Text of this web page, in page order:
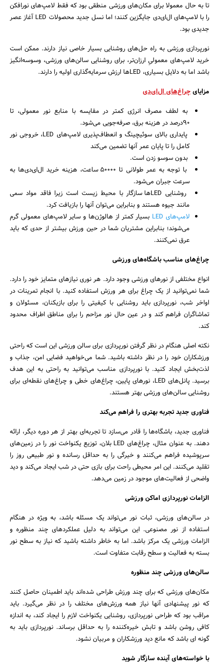
تا به حال معمولا برای مکان‌های ورزشی منطقی بود که فقط لامپ‌های نورافکن
را با لامپ‌های ال‌ای‌دی جایگزین کنند؛ اما نسل جدید محصولات LED آغاز عصر
جدیدی بود.
نورپردازی ورزشی به راه حل‌های روشنایی بسیار خاصی نیاز دارند. ممکن است
خرید لامپ‌های معمولیِ ارزان‌تر، برای روشنایی سالن‌های ورزشی، وسوسه‌انگیز
باشد اما به دلایل بسیاری، LEDها ارزش سرمایه‌گذاری اولیه را دارند.
مزایایچراغ‌های ال‌ای‌دی
به لطف مصرف انرژی کمتر در مقایسه با منابع نور معمولی، تا
90درصد در هزینه برق، صرفه‌جویی می‌شود.
پایداری بالای سوئیچینگ و انعطاف‌پذیری لامپ‌های LED، خروجی نور
کامل را تا پایان عمر آنها تضمین می‌کند
بدون سوسو زدن است.
با توجه به عمر طولانی تا 50000 ساعت، هزینه خرید ال‌ای‌دی‌ها به
سرعت جبران می‌شود.
روشنایی LEDها سازگار با محیط زیست است زیرا فاقد مواد سمی
مانند جیوه هستند و بنابراین می‌توان آنها را بازیافت کرد.
لامپ‌های LED
بسیار کمتر از هالوژن‌ها و سایر لامپ‌های معمولی گرم
می‌شوند؛ بنابراین مشتریان شما در حین ورزش بیشتر از حدی که باید
عرق نمی‌کنند.
چراغ‌های مناسب باشگاه‌های ورزشی
انواع مختلفی از نورهای ورزشی وجود دارد. هر نوری نیازهای متمایز خود را دارد.
شما نمی‌توانید از یک چراغ برای هر ورزش استفاده کنید. با انجام تمرینات در
اواخر شب، نورپردازی باید روشنایی با کیفیتی را برای بازیکنان، مسئولان و
تماشاگران فراهم کند و در عین حال نور مزاحم را برای مناطق اطراف محدود
کند.
نکته اصلی هنگام در نظر گرفتن نورپردازی برای سالن ورزشی این است که راحتی
ورزشکاران خود را در نظر داشته باشید. شما می‌خواهید فضایی امن، جذاب و
لذت‌بخش ایجاد کنید. با نورپردازی مناسب می‌توانید به راحتی به این هدف
برسید. پانل‌های LED، نورهای پایین، چراغ‌های خطی و چراغ‌های نقطه‌ای برای
روشنایی سالن‌های ورزشی بهتر هستند.
فناوری جدید تجربه بهتری را فراهم می‌کند
فناوری جدید، باشگاه‌ها را قادر می‌سازد تا تجربه‌ای بهتر از هر دوره دیگر، ارائه
دهند. به عنوان مثال، چراغ‌های LED بلان، توزیع یکنواخت نور را در زمین‌های
سرپوشیده فراهم می‌کنند و خیرگی را به حداقل رسانده و نور طبیعی روز را
تقلید می‌کنند. این امر محیطی راحت برای بازی حتی در شب ایجاد می‌کند و دید
واضحی از فعالیت‌های موجود در زمین می‌دهد.
الزامات نورپردازی اماکن ورزشی
در سالن‌های ورزشی، ثبات نور می‌تواند یک مسئله باشد، به ویژه در هنگام
استفاده از نور مصنوعی. این می‌تواند به دلیل عملکردهای چند منظوره و
الزامات ورزشی یک مرکز باشد. اما به خاطر داشته باشید که نیاز به سطح نور
بسته به فعالیت و سطح رقابت متفاوت است.
سالن‌های ورزشی چند منظوره
مکان‌های ورزشی که برای چند ورزش طراحی شده‌اند باید اطمینان حاصل کنند
که نور پیشنهادی آنها نیاز همه ورزش‌های مختلف را در نظر می‌گیرد. باید
مراقب بود که طراحی نورپردازی، روشنایی یکنواخت لازم را ایجاد کند، به اندازه
کافی روشن باشد و تابش خیره‌کننده را به حداقل برساند. نورپردازی باید به
گونه ای باشد که مانع دید ورزشکاران و مربیان نشود.
با خواسته‌های آینده سازگار شوید